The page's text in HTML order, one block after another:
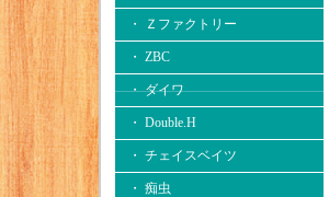
・ Ｚファクトリー
・ ZBC
・ ダイワ
・ Double.H
・ チェイスベイツ
・ 痴虫